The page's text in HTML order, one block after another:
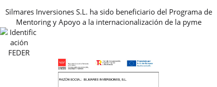
GUIA DE TALLAS
REBAJAS
Silmares Inversiones S.L. ha sido beneficiario del Programa de
Mentoring y Apoyo a la internacionalización de la pyme